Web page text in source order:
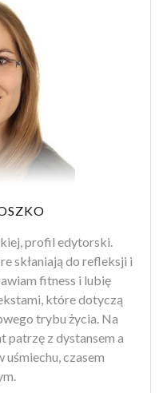
profil edytorski.
skłaniają do refleksji i
fitness i lubię
które dotyczą
trybu życia. Na
patrzę z dystansem a
czasem